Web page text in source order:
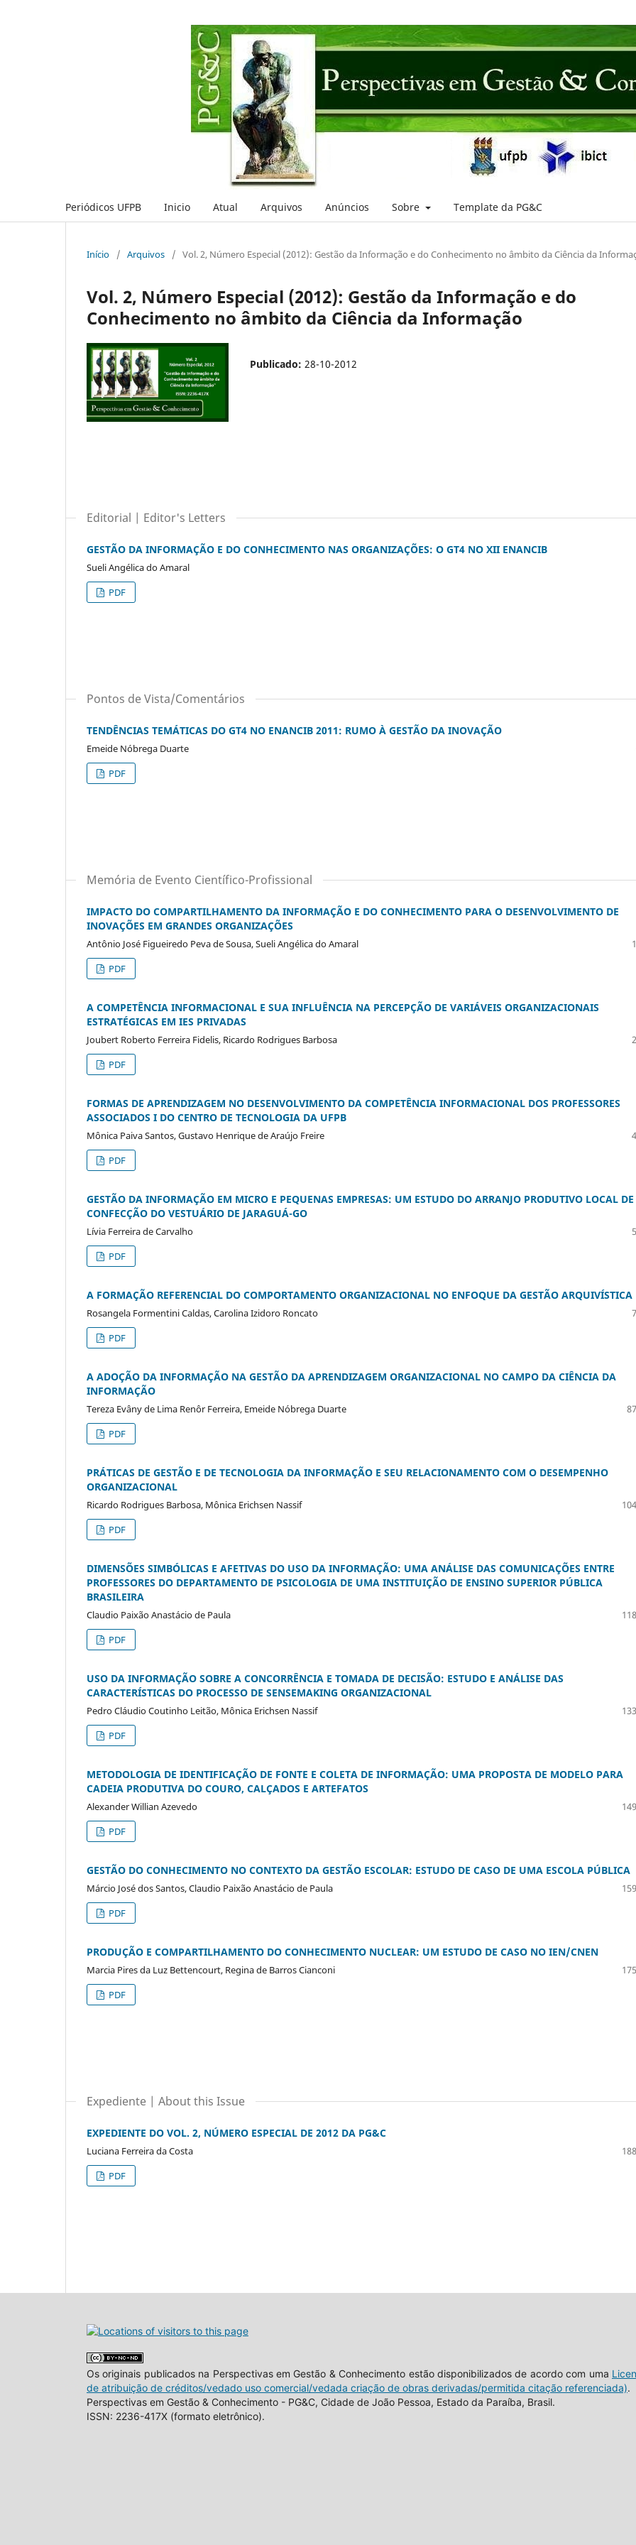
Periódicos UFPB Inicio Atual Arquivos Anúncios Sobre Template da PG&C
Início / Arquivos / Vol. 2, Número Especial (2012): Gestão da Informação e do Conhecimento no âmbito da Ciência da
Vol. 2, Número Especial (2012): Gestão da Informação e do
Conhecimento no âmbito da Ciência da Informação
Publicado: 28-10-2012
Editorial | Editor's Letters
GESTÃO DA INFORMAÇÃO E DO CONHECIMENTO NAS ORGANIZAÇÕES: O GT4 NO XII ENANCIB
Sueli Angélica do Amaral
PDF
Pontos de Vista/Comentários
TENDÊNCIAS TEMÁTICAS DO GT4 NO ENANCIB 2011: RUMO À GESTÃO DA INOVAÇÃO
Emeide Nóbrega Duarte
PDF
Memória de Evento Científico-Profissional
IMPACTO DO COMPARTILHAMENTO DA INFORMAÇÃO E DO CONHECIMENTO PARA O DESENVOLVIMENTO DE
INOVAÇÕES EM GRANDES ORGANIZAÇÕES
Antônio José Figueiredo Peva de Sousa, Sueli Angélica do Amaral
PDF
A COMPETÊNCIA INFORMACIONAL E SUA INFLUÊNCIA NA PERCEPÇÃO DE VARIÁVEIS ORGANIZACIONAIS
ESTRATÉGICAS EM IES PRIVADAS
Joubert Roberto Ferreira Fidelis, Ricardo Rodrigues Barbosa
PDF
FORMAS DE APRENDIZAGEM NO DESENVOLVIMENTO DA COMPETÊNCIA INFORMACIONAL DOS PROFESSORES
ASSOCIADOS I DO CENTRO DE TECNOLOGIA DA UFPB
Mônica Paiva Santos, Gustavo Henrique de Araújo Freire
PDF
GESTÃO DA INFORMAÇÃO EM MICRO E PEQUENAS EMPRESAS: UM ESTUDO DO ARRANJO PRODUTIVO LOCAL DE
CONFECÇÃO DO VESTUÁRIO DE JARAGUÁ-GO
Lívia Ferreira de Carvalho
PDF
A FORMAÇÃO REFERENCIAL DO COMPORTAMENTO ORGANIZACIONAL NO ENFOQUE DA GESTÃO ARQUIVÍSTICA
Rosangela Formentini Caldas, Carolina Izidoro Roncato
PDF
A ADOÇÃO DA INFORMAÇÃO NA GESTÃO DA APRENDIZAGEM ORGANIZACIONAL NO CAMPO DA CIÊNCIA DA
INFORMAÇÃO
Tereza Evâny de Lima Renôr Ferreira, Emeide Nóbrega Duarte
PDF
PRÁTICAS DE GESTÃO E DE TECNOLOGIA DA INFORMAÇÃO E SEU RELACIONAMENTO COM O DESEMPENHO
ORGANIZACIONAL
Ricardo Rodrigues Barbosa, Mônica Erichsen Nassif
PDF
DIMENSÕES SIMBÓLICAS E AFETIVAS DO USO DA INFORMAÇÃO: UMA ANÁLISE DAS COMUNICAÇÕES ENTRE
PROFESSORES DO DEPARTAMENTO DE PSICOLOGIA DE UMA INSTITUIÇÃO DE ENSINO SUPERIOR PÚBLICA
BRASILEIRA
Claudio Paixão Anastácio de Paula
PDF
USO DA INFORMAÇÃO SOBRE A CONCORRÊNCIA E TOMADA DE DECISÃO: ESTUDO E ANÁLISE DAS
CARACTERÍSTICAS DO PROCESSO DE SENSEMAKING ORGANIZACIONAL
Pedro Cláudio Coutinho Leitão, Mônica Erichsen Nassif
PDF
METODOLOGIA DE IDENTIFICAÇÃO DE FONTE E COLETA DE INFORMAÇÃO: UMA PROPOSTA DE MODELO PARA
CADEIA PRODUTIVA DO COURO, CALÇADOS E ARTEFATOS
Alexander Willian Azevedo
PDF
GESTÃO DO CONHECIMENTO NO CONTEXTO DA GESTÃO ESCOLAR: ESTUDO DE CASO DE UMA ESCOLA PÚBLICA
Márcio José dos Santos, Claudio Paixão Anastácio de Paula
PDF
PRODUÇÃO E COMPARTILHAMENTO DO CONHECIMENTO NUCLEAR: UM ESTUDO DE CASO NO IEN/CNEN
Marcia Pires da Luz Bettencourt, Regina de Barros Cianconi
PDF
Expediente | About this Issue
EXPEDIENTE DO VOL. 2, NÚMERO ESPECIAL DE 2012 DA PG&C
Luciana Ferreira da Costa
PDF
Os originais publicados na Perspectivas em Gestão & Conhecimento estão disponibilizados de acordo com uma
de atribuição de créditos/vedado uso comercial/vedada criação de obras derivadas/permitida citação referenciada).
Perspectivas em Gestão & Conhecimento - PG&C, Cidade de João Pessoa, Estado da Paraíba, Brasil.
ISSN: 2236-417X (formato eletrônico).